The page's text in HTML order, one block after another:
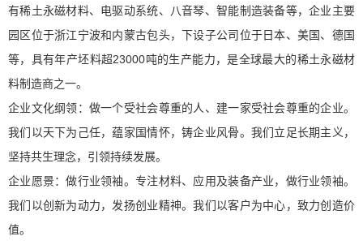
有稀土永磁材料、电驱动系统、八音琴、智能制造装备等，企业主要
园区位于浙江宁波和内蒙古包头，下设子公司位于日本、美国、德国
等，具有年产坯料超23000吨的生产能力，是全球最大的稀土永磁材
料制造商之一。
企业文化纲领：做一个受社会尊重的人、建一家受社会尊重的企业。
我们以天下为己任，蕴家国情怀，铸企业风骨。我们立足长期主义，
坚持共生理念，引领持续发展。
企业愿景：做行业领袖。专注材料、应用及装备产业，做行业领袖。
我们以创新为动力，发扬创业精神。我们以客户为中心，致力创造价
值。